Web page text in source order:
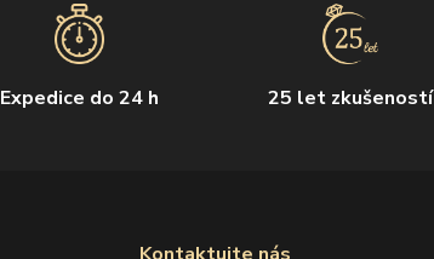
Expedice do 24 h 25 let zkušeností